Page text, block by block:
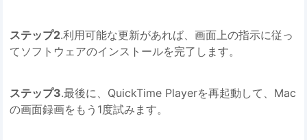
ステップ2.利用可能な更新があれば、画面上の指示に従っ
てソフトウェアのインストールを完了します。
ステップ3.最後に、QuickTime Playerを再起動して、Mac
の画面録画をもう1度試みます。